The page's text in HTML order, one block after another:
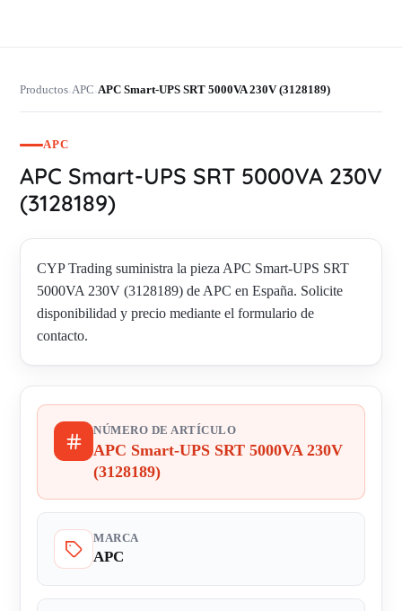
Productos›APC›APC Smart-UPS SRT 5000VA 230V (3128189)
APC
APC Smart-UPS SRT 5000VA 230V
(3128189)
CYP Trading suministra la pieza APC Smart-UPS SRT
5000VA 230V (3128189) de APC en España. Solicite
disponibilidad y precio mediante el formulario de
contacto.
NÚMERO DE ARTÍCULO
APC Smart-UPS SRT 5000VA 230V
(3128189)
MARCA
APC